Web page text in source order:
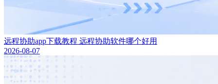
远程协助app下载教程 远程协助软件哪个好用
2026-08-07